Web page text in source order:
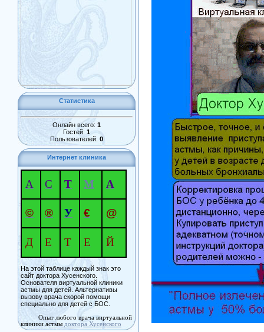
Статистика
Онлайн всего: 1
Гостей: 1
Пользователей: 0
Интернет клиника
А С Т М А
© ® У € @
Д Е Т Е Й
На этой таблице каждый знак это
сайт доктора Хусенского.
Основателя виртуальной клиники
астмы для детей. Альтернативы
вызову врача скорой помощи
специально для детей с БОС.
Опыт любого врача виртуальной
клиники астмы доктора Хусенского